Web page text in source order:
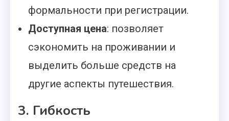
формальности при регистрации.
Доступная цена: позволяет
сэкономить на проживании и
выделить больше средств на
другие аспекты путешествия.
3. Гибкость